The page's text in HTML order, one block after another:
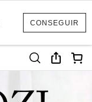
CONSEGUIR